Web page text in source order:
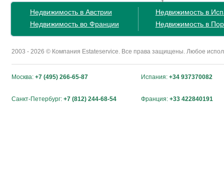
Недвижимость в Австрии
Недвижимость во Франции
Недвижимость в
Недвижимость в
2003 - 2026 © Компания Estateservice. Все права защищены. Любое
Москва: +7 (495) 266-65-87 Испания: +34 937370082
Санкт-Петербург: +7 (812) 244-68-54 Франция: +33 422840191